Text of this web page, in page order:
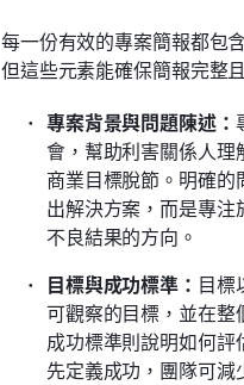
每一份有效的專案簡報都包
但這些元素能確保簡報完整
專案背景與問題陳述：
會，幫助利害關係人
商業目標脫節。明確
出解決方案，而是專
不良結果的方向。
目標與成功標準： 目標
可觀察的目標，並在整
成功標準則說明如何
先定義成功，團隊可減